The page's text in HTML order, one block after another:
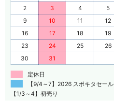
2
3 4 5
9
10 11 12
16
17 18 19
23
24 25 26
30
31
定休日
【9/4～7】2026 スポキタセール
【1/3～4】初売り